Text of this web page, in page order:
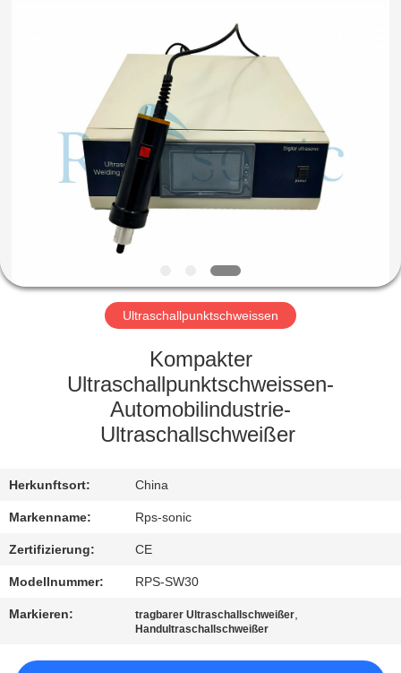
PRODUKTE
FABRIK-
AUSFLUG
QUALITÄTSKONTROLLE
TRETEN
MIT
UNS
IN
VERBINDUNG
NACHRICHTEN
Ultraschallpunktschweissen
Kompakter
Ultraschallpunktschweissen-
Automobilindustrie-
Ultraschallschweißer
Herkunftsort: China
Markenname: Rps-sonic
Zertifizierung: CE
Modellnummer: RPS-SW30
Markieren: tragbarer Ultraschallschweißer,
Handultraschallschweißer